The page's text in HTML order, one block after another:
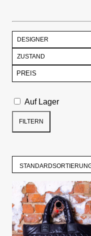
DESIGNER
ZUSTAND
PREIS
Auf Lager
FILTERN